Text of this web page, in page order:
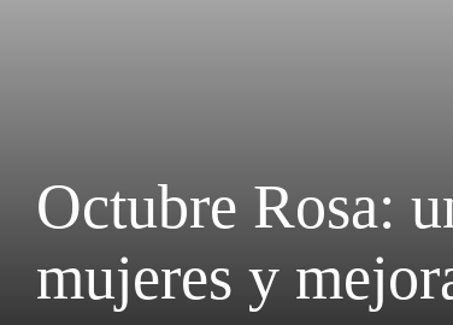
Octubre Rosa:
mujeres y